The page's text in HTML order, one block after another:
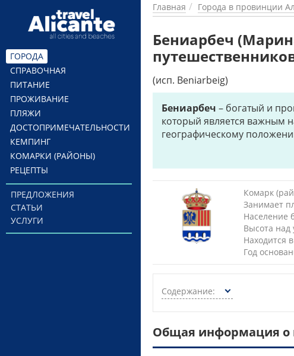
Перейти к основному содержанию
ГОРОДА
СПРАВОЧНАЯ
ПИТАНИЕ
ПРОЖИВАНИЕ
ПЛЯЖИ
ДОСТОПРИМЕЧАТЕЛЬНОСТИ
КЕМПИНГ
КОМАРКИ (РАЙОНЫ)
РЕЦЕПТЫ
ПРЕДЛОЖЕНИЯ
СТАТЬИ
УСЛУГИ
Главная Города в провинции
Бениарбеч
(исп. Beniarbeig)
Бениарбеч – богатый и
который является важным
географическому
Комарк
Занимает
Население
Высота над
Находится в
Год
Содержание:
Общая информация о